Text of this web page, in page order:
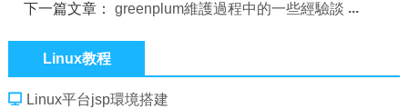
下一篇文章：greenplum維護過程中的一些經驗談
Linux教程
Linux平台jsp環境搭建